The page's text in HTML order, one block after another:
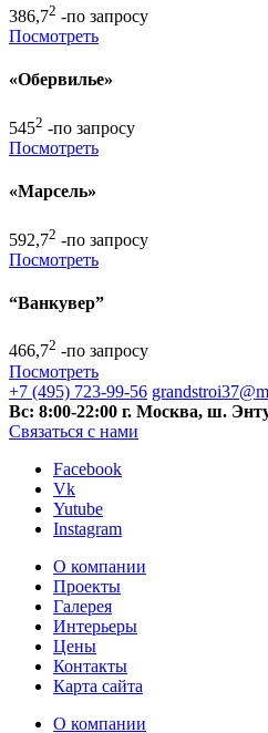
386,72 -по запросу
Посмотреть
«Обервилье»
5452 -по запросу
Посмотреть
«Марсель»
592,72 -по запросу
Посмотреть
“Ванкувер”
466,72 -по запросу
Посмотреть
+7 (495) 723-99-56
Вс: 8:00-22:00 г. Москва, ш.
Связаться с нами
Facebook
Vk
Yutube
Instagram
О компании
Проекты
Галерея
Интерьеры
Цены
Контакты
Карта сайта
О компании